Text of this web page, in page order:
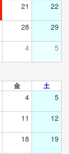
21 22
28 29
4 5
金 土
4 5
11 12
18 19